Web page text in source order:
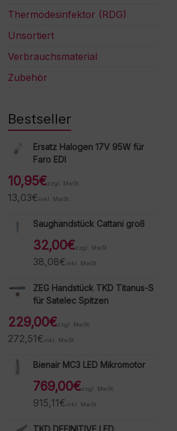
Thermodesinfektor (RDG)
Unsortiert
Verbrauchsmaterial
Zubehör
Bestseller
Ersatz Halogen 17V 95W für
Faro EDI
10,95€zzgl. MwSt.
13,03€ inkl. MwSt.
Saughandstück Cattani groß
32,00€zzgl. MwSt.
38,08€ inkl. MwSt.
ZEG Handstück TKD Titanus-S
für Satelec Spitzen
229,00€zzgl. MwSt.
272,51€ inkl. MwSt.
Bienair MC3 LED Mikromotor
769,00€zzgl. MwSt.
915,11€ inkl. MwSt.
TKD DEFINITIVE LED